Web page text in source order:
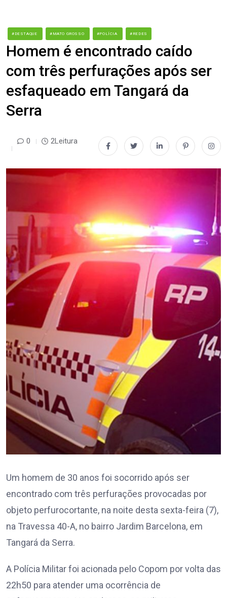
#DESTAQUE #MATO GROSSO #POLÍCIA #REDES
Homem é encontrado caído
com três perfurações após ser
esfaqueado em Tangará da
Serra
0 2Leitura
Um homem de 30 anos foi socorrido após ser
encontrado com três perfurações provocadas por
objeto perfurocortante, na noite desta sexta-feira (7),
na Travessa 40-A, no bairro Jardim Barcelona, em
Tangará da Serra.
A Polícia Militar foi acionada pelo Copom por volta das
22h50 para atender uma ocorrência de